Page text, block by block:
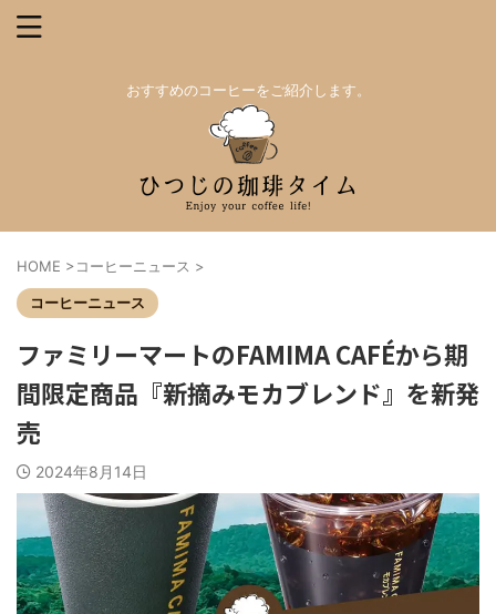
おすすめのコーヒーをご紹介します。
HOME >コーヒーニュース >
コーヒーニュース
ファミリーマートのFAMIMA CAFÉから期
間限定商品『新摘みモカブレンド』を新発
売
2024年8月14日